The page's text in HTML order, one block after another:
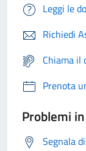
Leggi le
Richiedi
Chiama il
Prenota
Problemi
Segnala